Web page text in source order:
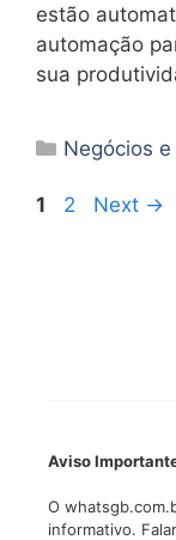
estão
automação
sua
Categorias
Negócios
Page
1 Page
2 Next →
Aviso
O
informativo.